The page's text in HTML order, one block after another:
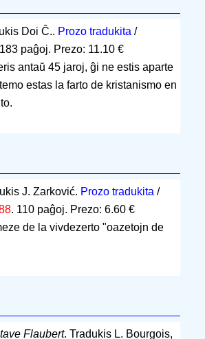
Doi Ĉ.. Prozo tradukita /
183 paĝoj. Prezo: 11.10 €
antaŭ 45 jaroj, ĝi ne estis aparte
estas la farto de kristanismo en
J. Zarković. Prozo tradukita /
. 110 paĝoj. Prezo: 6.60 €
de la vivdezerto "oazetojn de
Flaubert. Tradukis L. Bourgois,